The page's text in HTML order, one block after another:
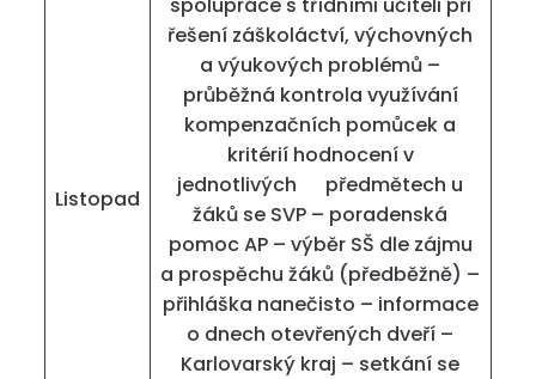
Listopad
řešení záškoláctví, výchovných
a výukových problémů –
průběžná kontrola využívání
kompenzačních pomůcek a
kritérií hodnocení v
jednotlivých předmětech u
žáků se SVP – poradenská
pomoc AP – výběr SŠ dle zájmu
a prospěchu žáků (předběžně) –
přihláška nanečisto – informace
o dnech otevřených dveří –
Karlovarský kraj – setkání se